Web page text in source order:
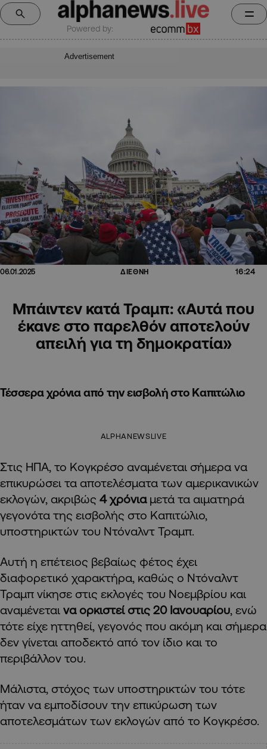
Powered by:
Advertisement
06.01.2025 ΔΙΕΘΝΗ 16:24
Μπάιντεν κατά Τραμπ: «Αυτά που
έκανε στο παρελθόν αποτελούν
απειλή για τη δημοκρατία»
Τέσσερα χρόνια από την εισβολή στο Καπιτώλιο
ALPHANEWSLIVE
Στις ΗΠΑ, το Κογκρέσο αναμένεται σήμερα να
επικυρώσει τα αποτελέσματα των αμερικανικών
εκλογών, ακριβώς 4 χρόνιαμετά τα αιματηρά
γεγονότα της εισβολής στο Καπιτώλιο,
υποστηρικτών του Ντόναλντ Τραμπ.
Aυτή η επέτειος βεβαίως φέτος έχει
διαφορετικό χαρακτήρα, καθώς ο Ντόναλντ
Τραμπ νίκησε στις εκλογές του Νοεμβρίου και
αναμένεται να ορκιστεί στις 20 Ιανουαρίου, ενώ
τότε είχε ηττηθεί, γεγονός που ακόμη και σήμερα
δεν γίνεται αποδεκτό από τον ίδιο και το
περιβάλλον του.
Μάλιστα, στόχος των υποστηρικτών του τότε
ήταν να εμποδίσουν την επικύρωση των
αποτελεσμάτων των εκλογών από το Κογκρέσο.